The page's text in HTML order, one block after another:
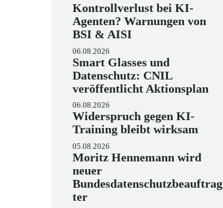
Kontrollverlust bei KI-
Agenten? Warnungen von
BSI & AISI
06.08.2026
Smart Glasses und
Datenschutz: CNIL
veröffentlicht Aktionsplan
06.08.2026
Widerspruch gegen KI-
Training bleibt wirksam
05.08.2026
Moritz Hennemann wird
neuer
Bundesdatenschutzbeauftrag
ter